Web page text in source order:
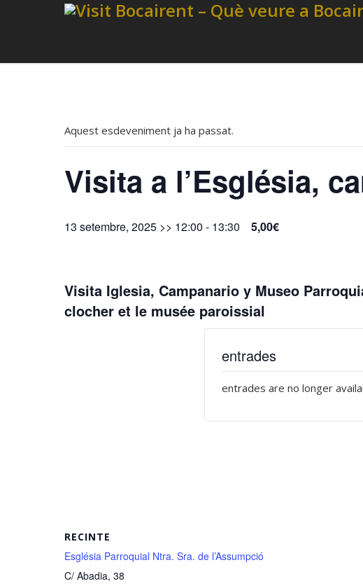
Aquest esdeveniment ja ha passat.
Visita a l’Església,
13 setembre, 2025 >> 12:00 - 13:30 5,00€
Visita Iglesia, Campanario y Museo
clocher et le musée paroissial
RECINTE
Església Parroquial Ntra. Sra. de l’Assumpció
C/ Abadia, 38
entrades
entrades are no longer